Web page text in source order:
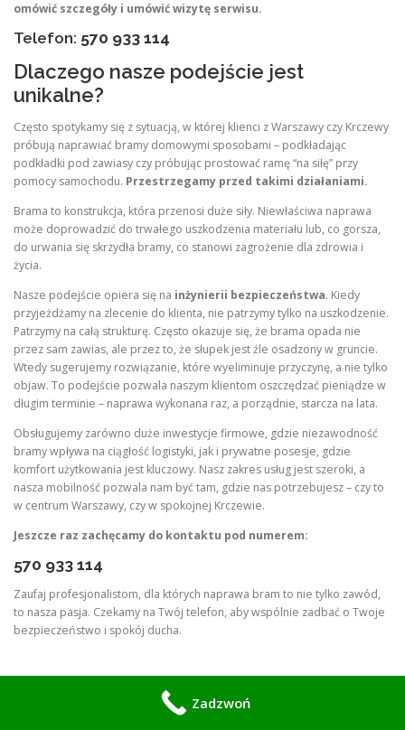
omówić szczegóły i umówić wizytę serwisu.
Telefon: 570 933 114
Dlaczego nasze podejście jest
unikalne?
Często spotykamy się z sytuacją, w której klienci z Warszawy czy Krczewy
próbują naprawiać bramy domowymi sposobami – podkładając
podkładki pod zawiasy czy próbując prostować ramę “na siłę” przy
pomocy samochodu. Przestrzegamy przed takimi działaniami.
Brama to konstrukcja, która przenosi duże siły. Niewłaściwa naprawa
może doprowadzić do trwałego uszkodzenia materiału lub, co gorsza,
do urwania się skrzydła bramy, co stanowi zagrożenie dla zdrowia i
życia.
Nasze podejście opiera się na inżynierii bezpieczeństwa. Kiedy
przyjeżdżamy na zlecenie do klienta, nie patrzymy tylko na uszkodzenie.
Patrzymy na całą strukturę. Często okazuje się, że brama opada nie
przez sam zawias, ale przez to, że słupek jest źle osadzony w gruncie.
Wtedy sugerujemy rozwiązanie, które wyeliminuje przyczynę, a nie tylko
objaw. To podejście pozwala naszym klientom oszczędzać pieniądze w
długim terminie – naprawa wykonana raz, a porządnie, starcza na lata.
Obsługujemy zarówno duże inwestycje firmowe, gdzie niezawodność
bramy wpływa na ciągłość logistyki, jak i prywatne posesje, gdzie
komfort użytkowania jest kluczowy. Nasz zakres usług jest szeroki, a
nasza mobilność pozwala nam być tam, gdzie nas potrzebujesz – czy to
w centrum Warszawy, czy w spokojnej Krczewie.
Jeszcze raz zachęcamy do kontaktu pod numerem:
570 933 114
Zaufaj profesjonalistom, dla których naprawa bram to nie tylko zawód,
to nasza pasja. Czekamy na Twój telefon, aby wspólnie zadbać o Twoje
bezpieczeństwo i spokój ducha.
Spawacz MIG MAG (Warszawa), Oferujemy kompleksowe usługi
Zadzwoń